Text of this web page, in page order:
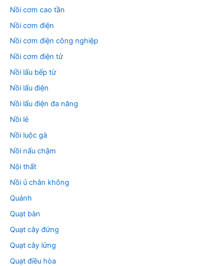
Nồi cơm cao tần
Nồi cơm điện
Nồi cơm điện công nghiệp
Nồi cơm điện tử
Nồi lẩu bếp từ
Nồi lẩu điện
Nồi lẩu điện đa năng
Nồi lẻ
Nồi luộc gà
Nồi nấu chậm
Nội thất
Nồi ủ chân không
Quánh
Quạt bàn
Quạt cây đứng
Quạt cây lửng
Quạt điều hòa